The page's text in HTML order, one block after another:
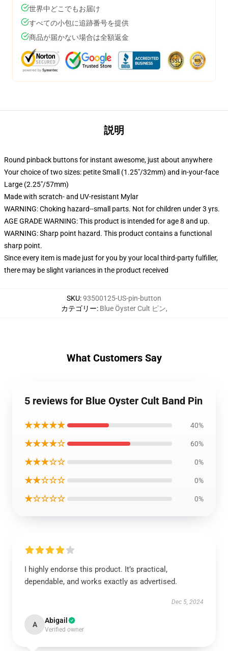
世界中どこでもお届け
すべての小包に追跡番号を提供
商品が届かない場合は全額返金
説明
Round pinback buttons for instant awesome, just about anywhere
Your choice of two sizes: petite Small (1.25"/32mm) and in-your-face
Large (2.25"/57mm)
Made with scratch- and UV-resistant Mylar
WARNING: Choking hazard--small parts. Not for children under 3 yrs.
AGE GRADE WARNING: This product is intended for age 8 and up.
WARNING: Sharp point hazard. This product contains a functional
sharp point.
Since every item is made just for you by your local third-party fulfiller,
there may be slight variances in the product received
SKU:93500125-US-pin-button
カテゴリー: Blue Öyster Cult ピン,
What Customers Say
5 reviews for Blue Oyster Cult Band Pin
★★★★★ 40%
★★★★☆ 60%
★★★☆☆ 0%
★★☆☆☆ 0%
★☆☆☆☆ 0%
I highly endorse this product. It’s practical,
dependable, and works exactly as advertised.
Dec 5, 2024
A Abigail
Verified owner